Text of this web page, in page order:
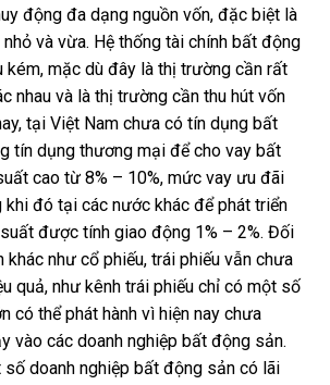
động đa dạng nguồn vốn, đặc biệt là
và vừa. Hệ thống tài chính bất động
kém, mặc dù đây là thị trường cần rất
nhau và là thị trường cần thu hút vốn
tại Việt Nam chưa có tín dụng bất
tín dụng thương mại để cho vay bất
cao từ 8% – 10%, mức vay ưu đãi
khi đó tại các nước khác để phát triển
được tính giao động 1% – 2%. Đối
khác như cổ phiếu, trái phiếu vẫn chưa
quả, như kênh trái phiếu chỉ có một số
có thể phát hành vì hiện nay chưa
vào các doanh nghiệp bất động sản.
số doanh nghiệp bất động sản có lãi